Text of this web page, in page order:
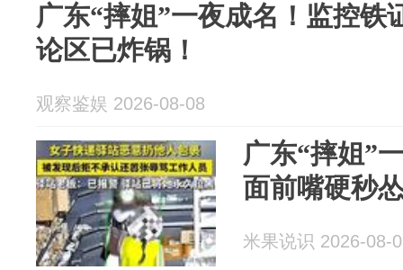
广东“摔姐”一夜成名！监控铁
论区已炸锅！
观察鉴娱 2026-08-08
广东“摔姐”
面前嘴硬秒
米果说识 2026-08-